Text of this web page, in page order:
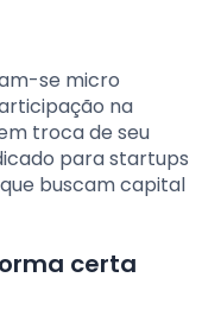
se micro
na
troca de seu
para startups
buscam capital
certa